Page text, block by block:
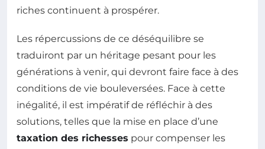
riches continuent à prospérer.
Les répercussions de ce déséquilibre se
traduiront par un héritage pesant pour les
générations à venir, qui devront faire face à des
conditions de vie bouleversées. Face à cette
inégalité, il est impératif de réfléchir à des
solutions, telles que la mise en place d’une
taxation des richesses pour compenser les